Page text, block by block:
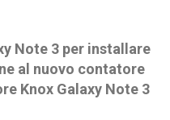
Note 3 per installare
al nuovo contatore
Knox Galaxy Note 3